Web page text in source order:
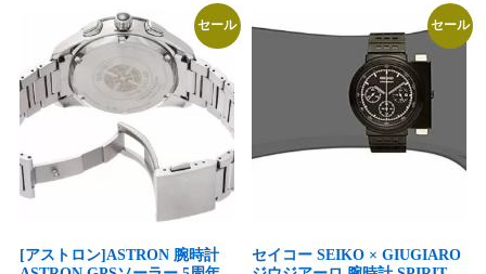
セール
[アストロン]ASTRON 腕時計
セール
セイコー SEIKO × GIUGIARO